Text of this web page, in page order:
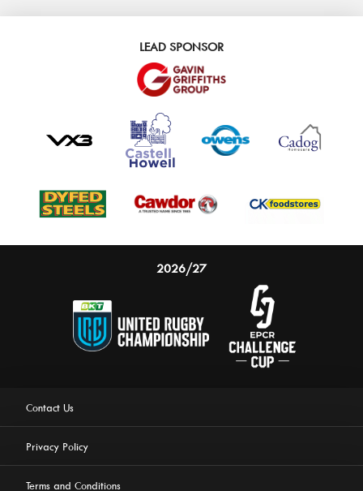
LEAD SPONSOR
2026/27
Contact Us
Privacy Policy
Terms and Conditions